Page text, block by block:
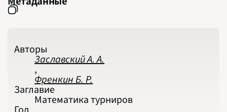
Авторы
Заславский А. А.
,
Френкин Б. Р.
Заглавие
Математика турниров